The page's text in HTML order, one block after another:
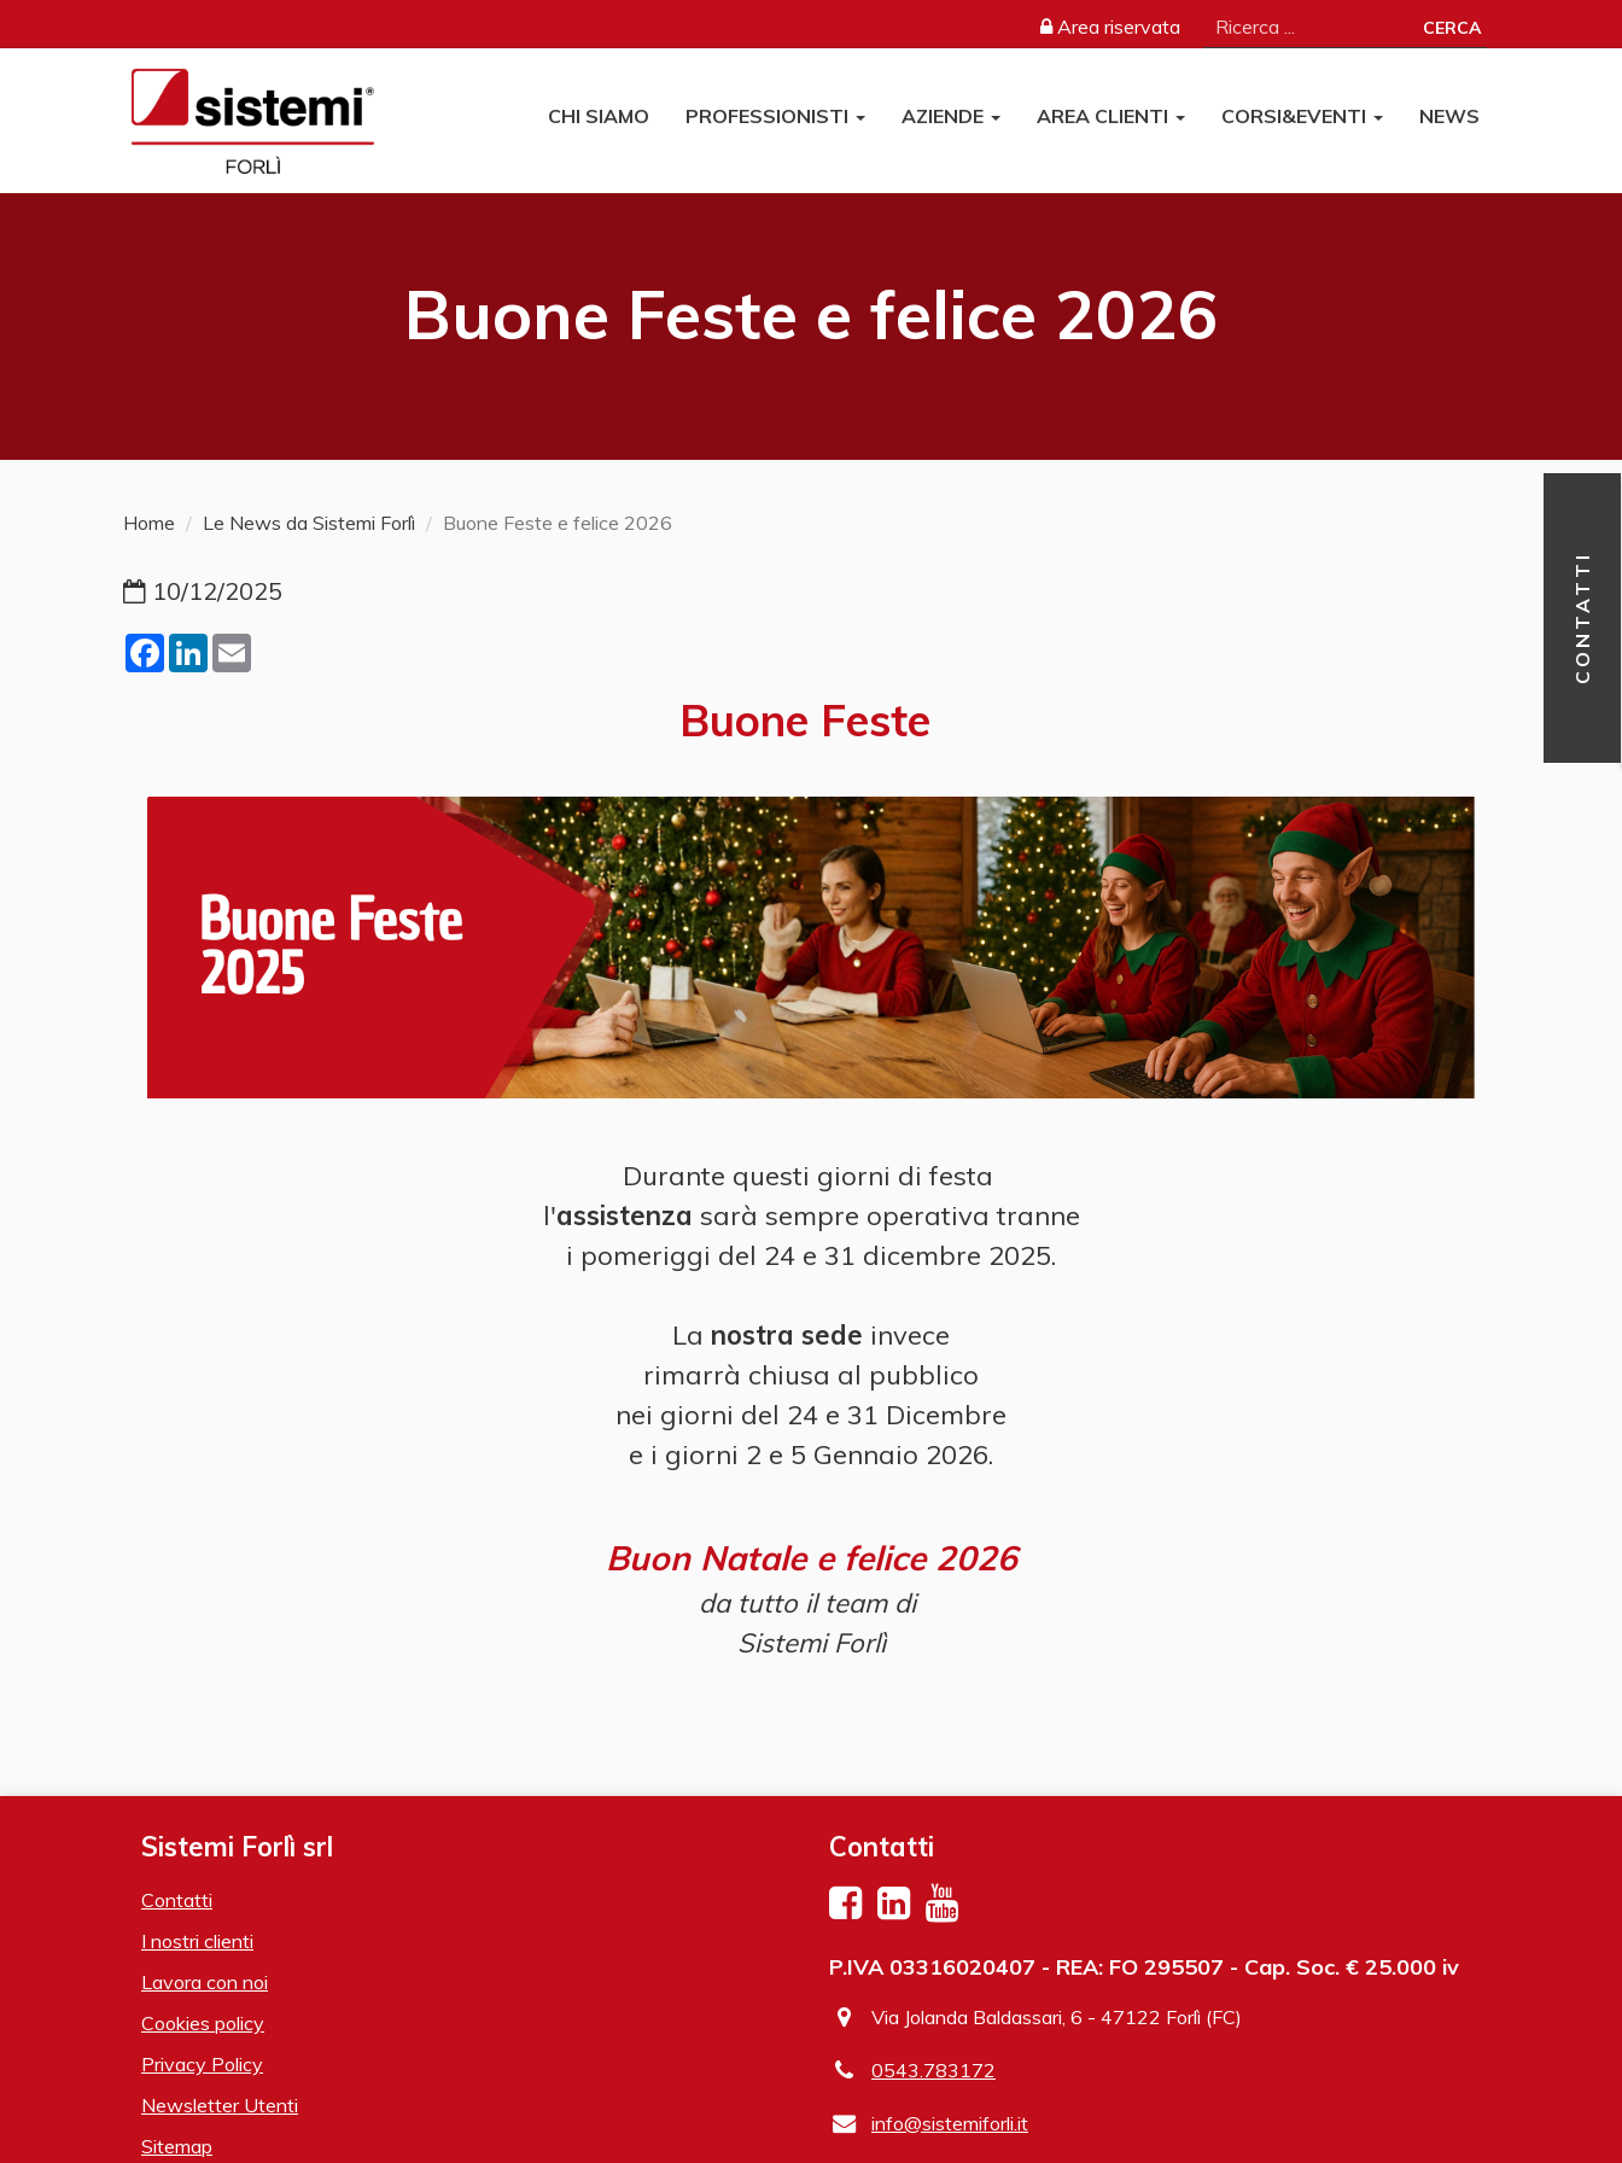
CONTATTI
Area riservata CERCA
CHI SIAMO PROFESSIONISTI AZIENDE AREA CLIENTI CORSI&EVENTI NEWS
Buone Feste e felice 2026
Home Le News da Sistemi Forlì Buone Feste e felice 2026
10/12/2025
Facebook
LinkedIn
Buone Feste
Durante questi giorni di festa
l'assistenza sarà sempre operativa tranne
i pomeriggi del 24 e 31 dicembre 2025.
La nostra sede invece
rimarrà chiusa al pubblico
nei giorni del 24 e 31 Dicembre
e i giorni 2 e 5 Gennaio 2026.
Buon Natale e felice 2026
da tutto il team di
Sistemi Forlì
Sistemi Forlì srl
Contatti
I nostri clienti
Lavora con noi
Cookies policy
Privacy Policy
Newsletter Utenti
Sitemap
Contatti
P.IVA 03316020407 - REA: FO 295507 - Cap. Soc. € 25.000 iv
Via Jolanda Baldassari, 6 - 47122 Forlì (FC)
0543.783172
info@sistemiforli.it